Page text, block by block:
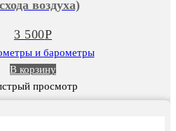
воздуха)
3 500Р
и барометры
В корзину
просмотр